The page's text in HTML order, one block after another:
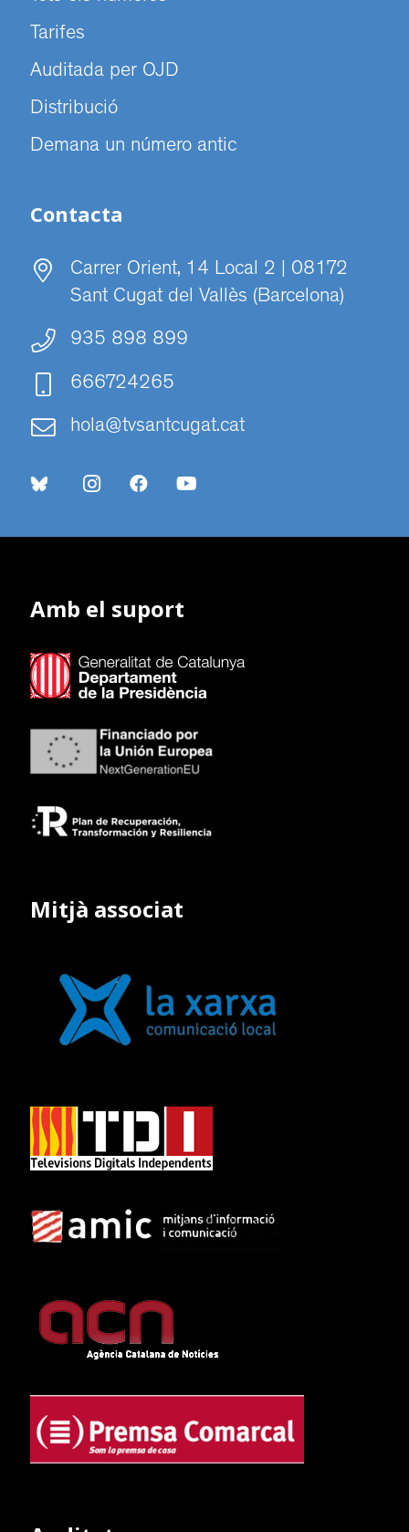
Tarifes
Auditada per OJD
Distribució
Demana un número antic
Contacta
Carrer Orient, 14 Local 2 | 08172
Sant Cugat del Vallès (Barcelona)
935 898 899
666724265
hola@tvsantcugat.cat
Amb el suport
Mitjà associat